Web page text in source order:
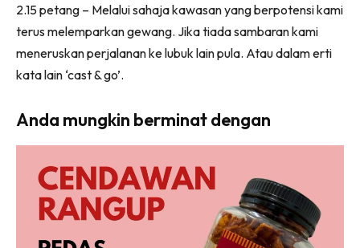
2.15 petang – Melalui sahaja kawasan yang berpotensi kami
terus melemparkan gewang. Jika tiada sambaran kami
meneruskan perjalanan ke lubuk lain pula. Atau dalam erti
kata lain ‘cast & go’.
Anda mungkin berminat dengan